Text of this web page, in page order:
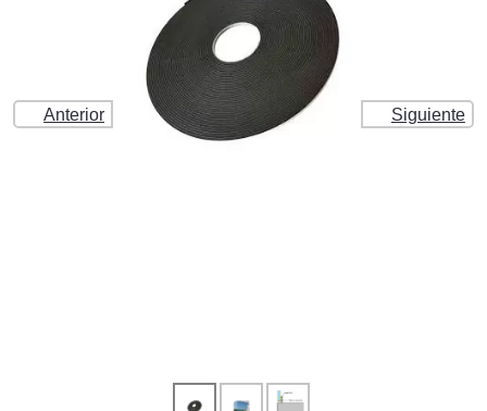
Anterior Siguiente